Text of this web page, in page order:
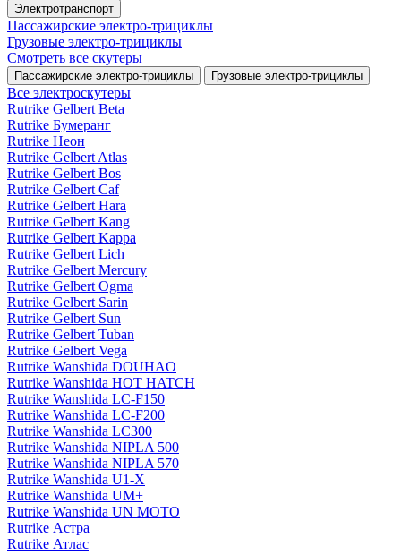
Электротранспорт
Пассажирские электро‑трициклы
Грузовые электро‑трициклы
Смотреть все скутеры
Пассажирские электро‑трициклы Грузовые электро‑трициклы
Все электро­скутеры
Rutrike Gelbert Beta
Rutrike Бумеранг
Rutrike Неон
Rutrike Gelbert Atlas
Rutrike Gelbert Bos
Rutrike Gelbert Caf
Rutrike Gelbert Hara
Rutrike Gelbert Kang
Rutrike Gelbert Kappa
Rutrike Gelbert Lich
Rutrike Gelbert Mercury
Rutrike Gelbert Ogma
Rutrike Gelbert Sarin
Rutrike Gelbert Sun
Rutrike Gelbert Tuban
Rutrike Gelbert Vega
Rutrike Wanshida DOUHAO
Rutrike Wanshida HOT HATCH
Rutrike Wanshida LC-F150
Rutrike Wanshida LC-F200
Rutrike Wanshida LC300
Rutrike Wanshida NIPLA 500
Rutrike Wanshida NIPLA 570
Rutrike Wanshida U1-X
Rutrike Wanshida UM+
Rutrike Wanshida UN MOTO
Rutrike Астра
Rutrike Атлас